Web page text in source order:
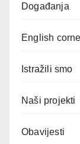
Događanja
English
Istražili smo
Naši projekti
Obavijesti